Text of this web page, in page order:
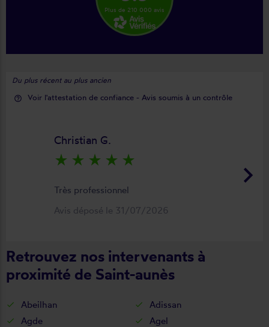
Plus de 210 000 avis
Du plus récent au plus ancien
help_outline Voir l'attestation de confiance - Avis soumis à un contrôle
keyboard_arrow_right
Christian G.
star_rate star_rate star_rate star_rate star_rate
Très professionnel
Avis déposé le 31/07/2026
Retrouvez nos intervenants à
proximité de Saint-aunès
Abeilhan
Adissan
Agde
Agel